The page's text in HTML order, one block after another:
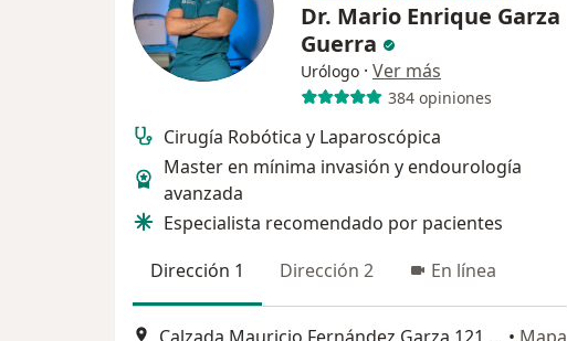
Dr. Mario Enrique Garza
Guerra
Urólogo · Ver más
384 opiniones
Cirugía Robótica y Laparoscópica
Master en mínima invasión y endourología
avanzada
Especialista recomendado por pacientes
Dirección 1
Dirección 2 En línea